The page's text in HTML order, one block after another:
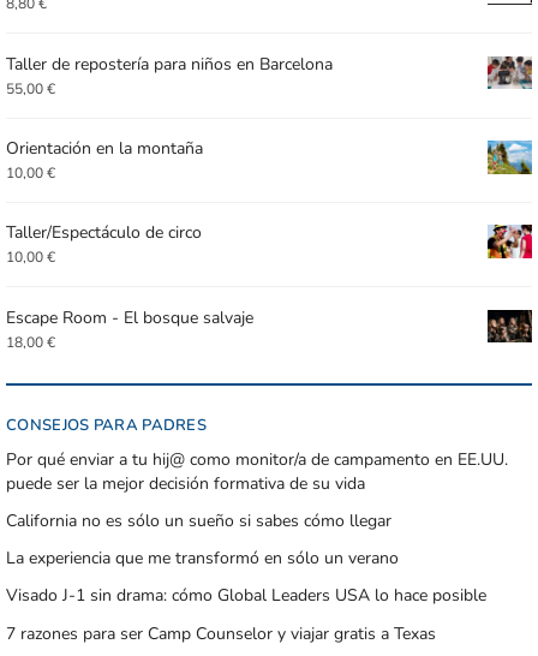
8,80€
Taller de repostería para niños en Barcelona
55,00€
Orientación en la montaña
10,00€
Taller/Espectáculo de circo
10,00€
Escape Room - El bosque salvaje
18,00€
CONSEJOS PARA PADRES
Por qué enviar a tu hij@ como monitor/a de campamento en EE.UU.
puede ser la mejor decisión formativa de su vida
California no es sólo un sueño si sabes cómo llegar
La experiencia que me transformó en sólo un verano
Visado J-1 sin drama: cómo Global Leaders USA lo hace posible
7 razones para ser Camp Counselor y viajar gratis a Texas